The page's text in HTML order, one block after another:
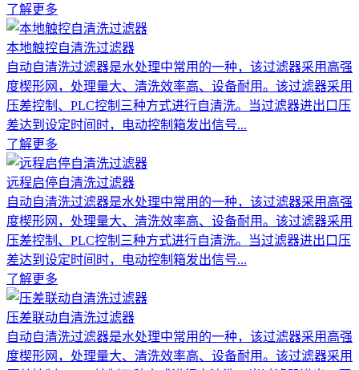
了解更多
本地触控自清洗过滤器
自动自清洗过滤器是水处理中常用的一种，该过滤器采用高强
度楔形网，处理量大、清洗效率高、设备耐用。该过滤器采用
压差控制、PLC控制三种方式进行自清洗。当过滤器进出口压
差达到设定时间时，电动控制箱发出信号...
了解更多
远程启停自清洗过滤器
自动自清洗过滤器是水处理中常用的一种，该过滤器采用高强
度楔形网，处理量大、清洗效率高、设备耐用。该过滤器采用
压差控制、PLC控制三种方式进行自清洗。当过滤器进出口压
差达到设定时间时，电动控制箱发出信号...
了解更多
压差联动自清洗过滤器
自动自清洗过滤器是水处理中常用的一种，该过滤器采用高强
度楔形网，处理量大、清洗效率高、设备耐用。该过滤器采用